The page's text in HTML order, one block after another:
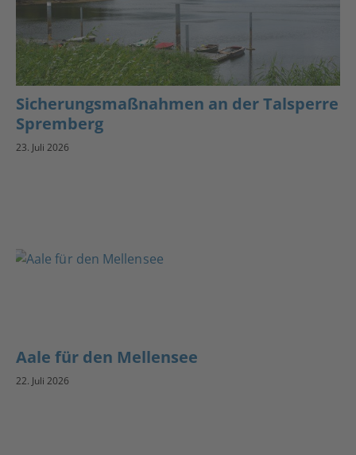
Sicherungsmaßnahmen an der Talsperre
Spremberg
23. Juli 2026
Aale für den Mellensee
22. Juli 2026